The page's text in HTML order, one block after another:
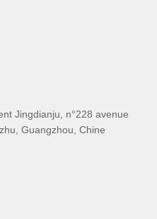
Jingdianju, n°228 avenue
Guangzhou, Chine